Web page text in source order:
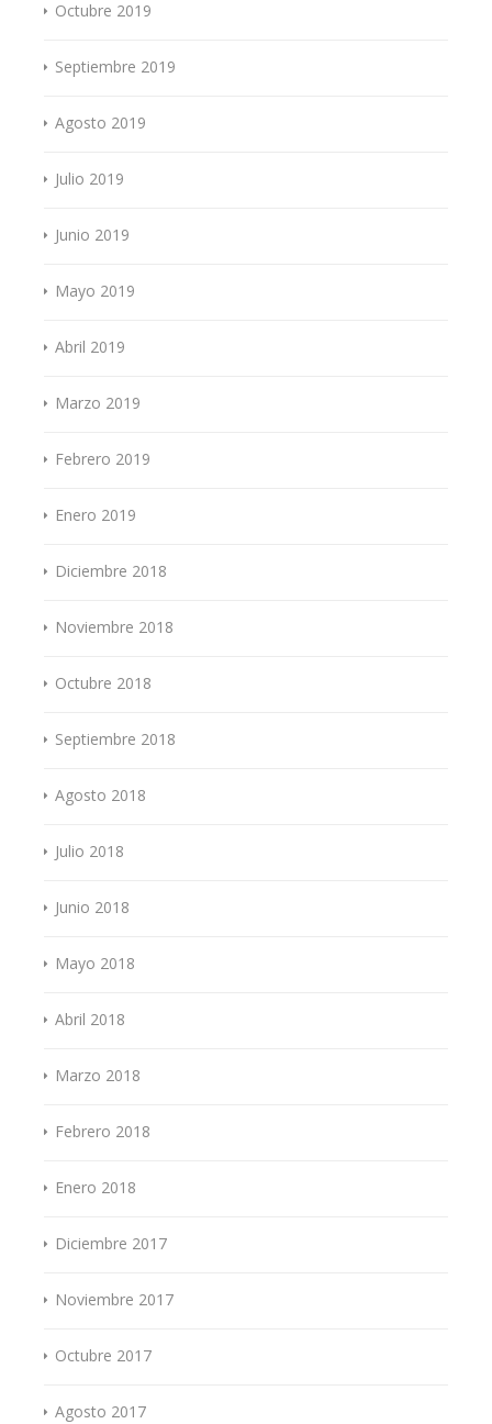
Octubre 2019
Septiembre 2019
Agosto 2019
Julio 2019
Junio 2019
Mayo 2019
Abril 2019
Marzo 2019
Febrero 2019
Enero 2019
Diciembre 2018
Noviembre 2018
Octubre 2018
Septiembre 2018
Agosto 2018
Julio 2018
Junio 2018
Mayo 2018
Abril 2018
Marzo 2018
Febrero 2018
Enero 2018
Diciembre 2017
Noviembre 2017
Octubre 2017
Agosto 2017